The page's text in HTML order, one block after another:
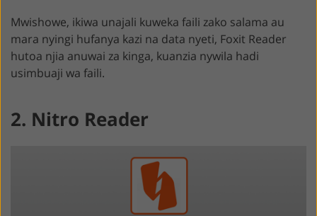
Mwishowe, ikiwa unajali kuweka faili zako salama au
mara nyingi hufanya kazi na data nyeti, Foxit Reader
hutoa njia anuwai za kinga, kuanzia nywila hadi
usimbuaji wa faili.
2. Nitro Reader